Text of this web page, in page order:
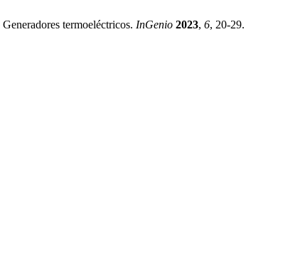
termoeléctricos. InGenio 2023, 6, 20-29.